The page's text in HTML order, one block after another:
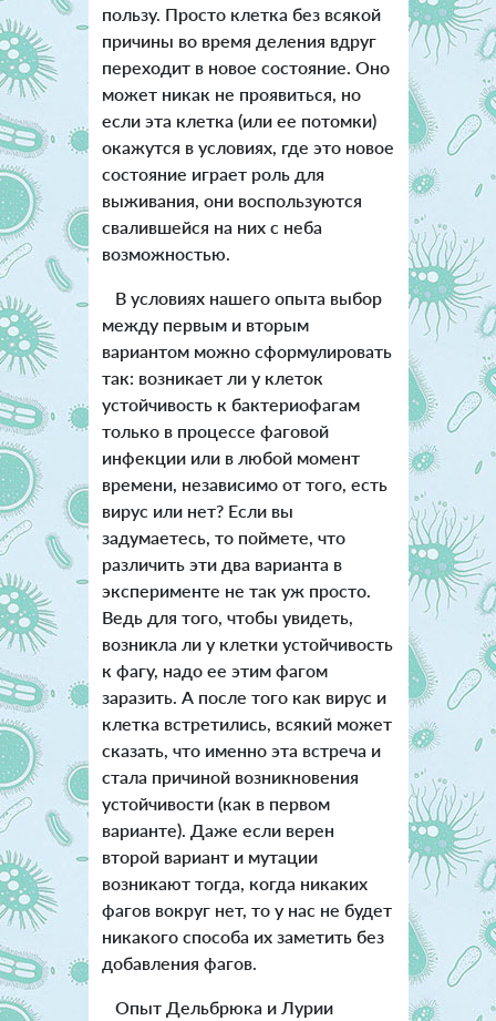
пользу. Просто клетка без всякой
причины во время деления вдруг
переходит в новое состояние. Оно
может никак не проявиться, но
если эта клетка (или ее потомки)
окажутся в условиях, где это новое
состояние играет роль для
выживания, они воспользуются
свалившейся на них с неба
возможностью.
В условиях нашего опыта выбор
между первым и вторым
вариантом можно сформулировать
так: возникает ли у клеток
устойчивость к бактериофагам
только в процессе фаговой
инфекции или в любой момент
времени, независимо от того, есть
вирус или нет? Если вы
задумаетесь, то поймете, что
различить эти два варианта в
эксперименте не так уж просто.
Ведь для того, чтобы увидеть,
возникла ли у клетки устойчивость
к фагу, надо ее этим фагом
заразить. А после того как вирус и
клетка встретились, всякий может
сказать, что именно эта встреча и
стала причиной возникновения
устойчивости (как в первом
варианте). Даже если верен
второй вариант и мутации
возникают тогда, когда никаких
фагов вокруг нет, то у нас не будет
никакого способа их заметить без
добавления фагов.
Опыт Дельбрюка и Лурии